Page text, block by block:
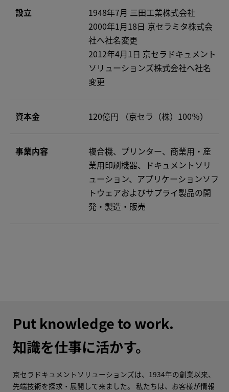
設立
1948年7月 三田工業株式会社
2000年1月18日 京セラミタ株式会
社へ社名変更
2012年4月1日 京セラドキュメント
ソリューションズ株式会社へ社名
変更
資本金 120億円 （京セラ（株）100％）
事業内容
複合機、プリンター、商業用・産
業用印刷機器、ドキュメントソリ
ューション、アプリケーションソフ
トウェアおよびサプライ製品の開
発・製造・販売
Put knowledge to work.
知識を仕事に活かす。
京セラドキュメントソリューションズは、1934年の創業以来、
先端技術を探求・展開して来ました。 私たちは、お客様が情報